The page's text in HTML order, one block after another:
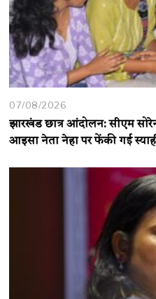
07/08/2026
झारखंड छात्र आंदोलन: सीएम
आइसा नेता नेहा पर फेंकी गई